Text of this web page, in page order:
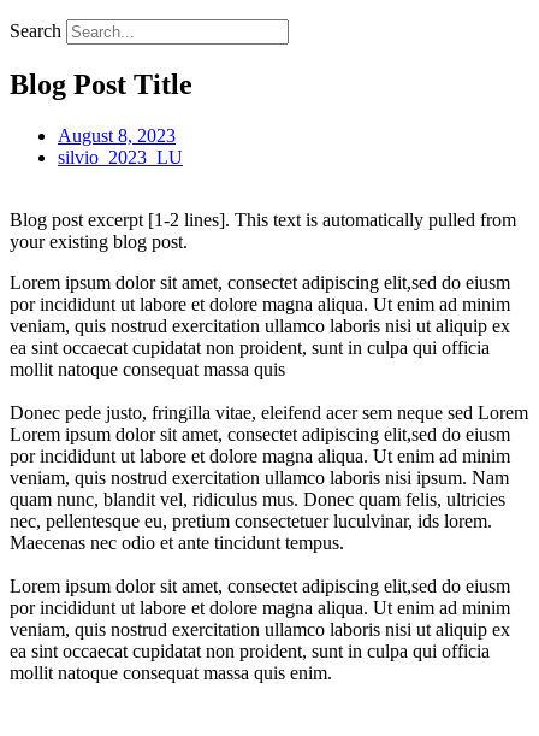
Search
Blog Post Title
August 8, 2023
silvio_2023_LU
Blog post excerpt [1-2 lines]. This text is automatically pulled from
your existing blog post.
Lorem ipsum dolor sit amet, consectet adipiscing elit,sed do eiusm
por incididunt ut labore et dolore magna aliqua. Ut enim ad minim
veniam, quis nostrud exercitation ullamco laboris nisi ut aliquip ex
ea sint occaecat cupidatat non proident, sunt in culpa qui officia
mollit natoque consequat massa quis
Donec pede justo, fringilla vitae, eleifend acer sem neque sed Lorem
Lorem ipsum dolor sit amet, consectet adipiscing elit,sed do eiusm
por incididunt ut labore et dolore magna aliqua. Ut enim ad minim
veniam, quis nostrud exercitation ullamco laboris nisi ipsum. Nam
quam nunc, blandit vel, ridiculus mus. Donec quam felis, ultricies
nec, pellentesque eu, pretium consectetuer luculvinar, ids lorem.
Maecenas nec odio et ante tincidunt tempus.
Lorem ipsum dolor sit amet, consectet adipiscing elit,sed do eiusm
por incididunt ut labore et dolore magna aliqua. Ut enim ad minim
veniam, quis nostrud exercitation ullamco laboris nisi ut aliquip ex
ea sint occaecat cupidatat non proident, sunt in culpa qui officia
mollit natoque consequat massa quis enim.